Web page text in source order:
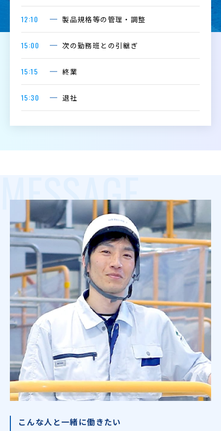
12:10 製品規格等の管理・調整
15:00 次の勤務班との引継ぎ
15:15 終業
15:30 退社
MESSAGE
こんな人と一緒に働きたい